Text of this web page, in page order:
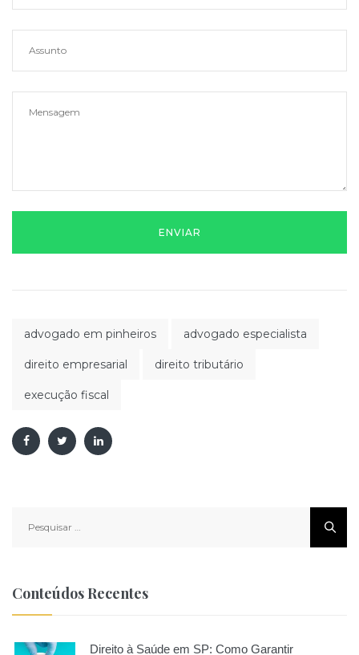
advogado em pinheiros advogado especialista
direito empresarial direito tributário
execução fiscal
por:
Conteúdos Recentes
Direito à Saúde em SP: Como Garantir